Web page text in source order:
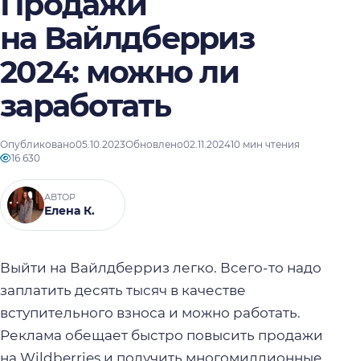
на Вайлдберриз
2024: можно ли
заработать
Опубликовано05.10.2023Обновлено02.11.202410 мин чтения
16 630
АВТОР
Елена К.
Выйти на Вайлдберриз легко. Всего-то надо
заплатить десять тысяч в качестве
вступительного взноса и можно работать.
Реклама обещает быстро повысить продажи
на Wildberries и получить многомиллионные